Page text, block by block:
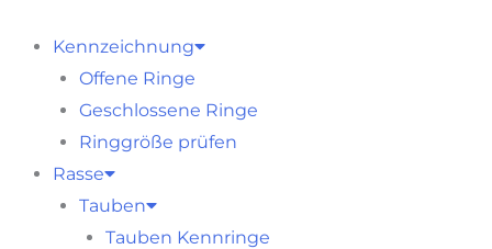
Kennzeichnung
Offene Ringe
Geschlossene Ringe
Ringgröße prüfen
Rasse
Tauben
Tauben Kennringe